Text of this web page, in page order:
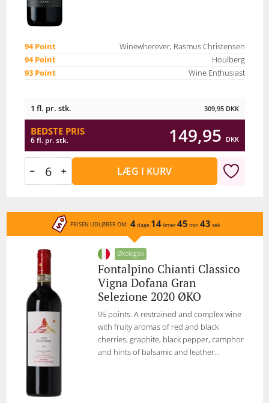
94 Point
Winewherever, Rasmus Christensen
94 Point
Houlberg
93 Point
Wine Enthusiast
1 fl. pr. stk. 309,95 DKK
BEDSTE PRIS
6 fl. pr. stk. 149,95 DKK
LÆG I KURV
PRISEN UDLØBER OM: 4dage 14timer45 min 43 sek
Økologisk
Fontalpino Chianti Classico
Vigna Dofana Gran
Selezione 2020 ØKO
95 points. A restrained and complex wine
with fruity aromas of red and black
cherries, graphite, black pepper, camphor
and hints of balsamic and leather...